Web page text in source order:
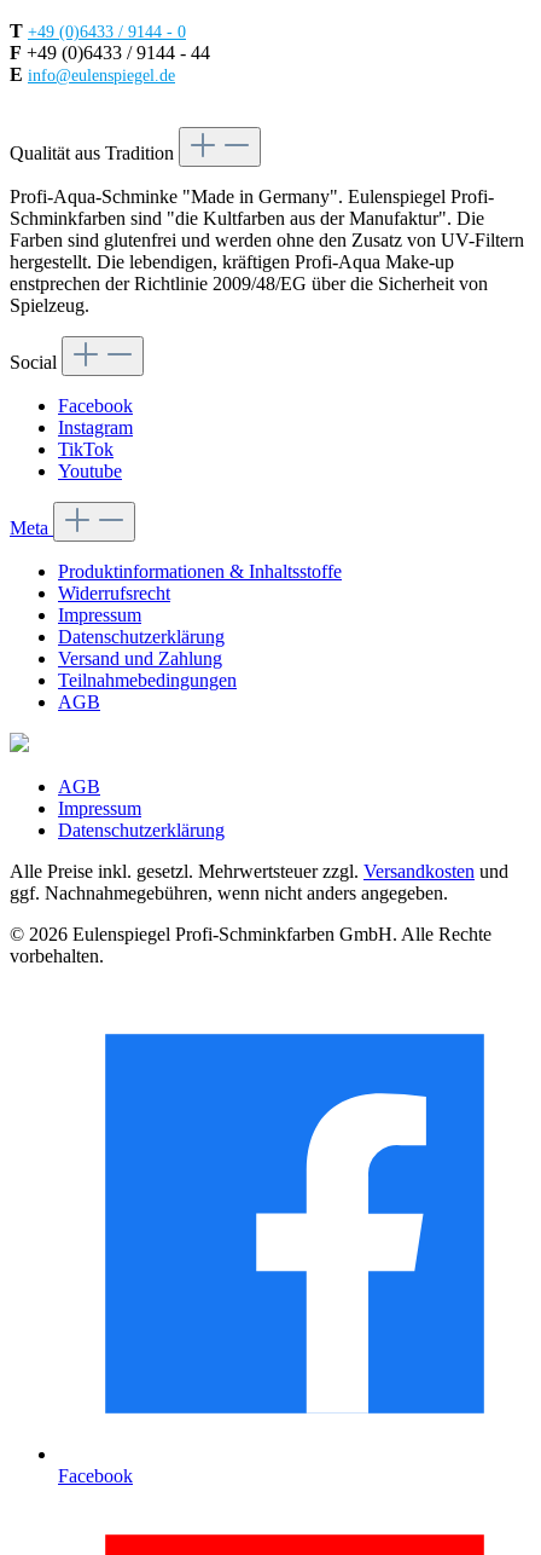
T +49 (0)6433 / 9144 - 0
F +49 (0)6433 / 9144 - 44
E info@eulenspiegel.de
Qualität aus Tradition
Profi-Aqua-Schminke "Made in Germany". Eulenspiegel Profi-
Schminkfarben sind "die Kultfarben aus der Manufaktur". Die
Farben sind glutenfrei und werden ohne den Zusatz von UV-Filtern
hergestellt. Die lebendigen, kräftigen Profi-Aqua Make-up
enstprechen der Richtlinie 2009/48/EG über die Sicherheit von
Spielzeug.
Social
Facebook
Instagram
TikTok
Youtube
Meta
Produktinformationen & Inhaltsstoffe
Widerrufsrecht
Impressum
Datenschutzerklärung
Versand und Zahlung
Teilnahmebedingungen
AGB
AGB
Impressum
Datenschutzerklärung
Alle Preise inkl. gesetzl. Mehrwertsteuer zzgl. Versandkosten und
ggf. Nachnahmegebühren, wenn nicht anders angegeben.
© 2026 Eulenspiegel Profi-Schminkfarben GmbH. Alle Rechte
vorbehalten.
Facebook